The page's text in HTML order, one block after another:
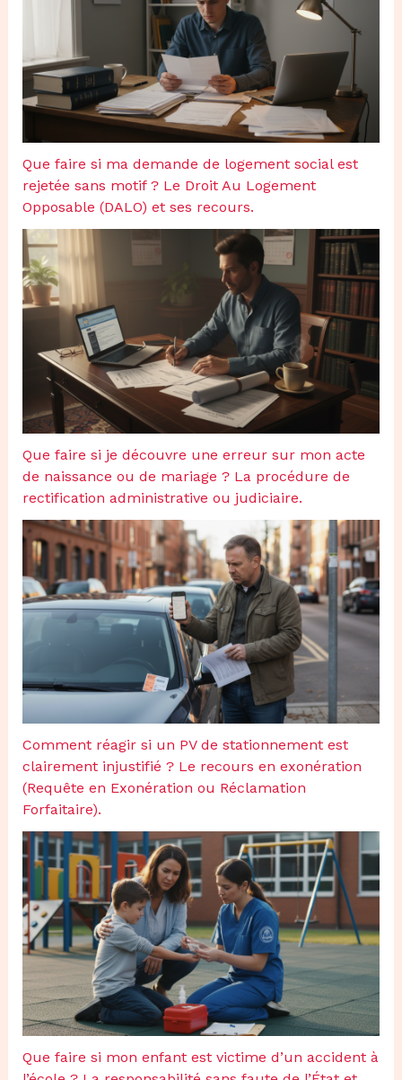
Que faire si ma demande de logement social est
rejetée sans motif ? Le Droit Au Logement
Opposable (DALO) et ses recours.
Que faire si je découvre une erreur sur mon acte
de naissance ou de mariage ? La procédure de
rectification administrative ou judiciaire.
Comment réagir si un PV de stationnement est
clairement injustifié ? Le recours en exonération
(Requête en Exonération ou Réclamation
Forfaitaire).
Que faire si mon enfant est victime d’un accident à